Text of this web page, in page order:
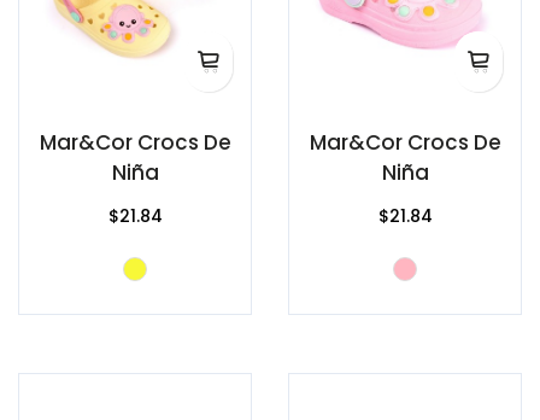
Mar&Cor Crocs De
Niña
$21.84
Mar&Cor Crocs De
Niña
$21.84